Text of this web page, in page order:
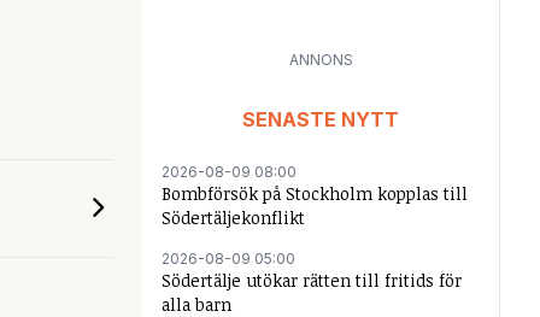
ANNONS
SENASTE NYTT
2026-08-09 08:00
Bombförsök på Stockholm kopplas till
Södertäljekonflikt
2026-08-09 05:00
Södertälje utökar rätten till fritids för
alla barn